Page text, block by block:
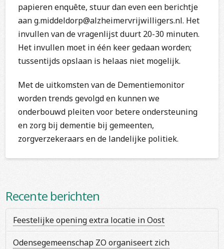
papieren enquête, stuur dan even een berichtje
aan g.middeldorp@alzheimervrijwilligers.nl. Het
invullen van de vragenlijst duurt 20-30 minuten.
Het invullen moet in één keer gedaan worden;
tussentijds opslaan is helaas niet mogelijk.
Met de uitkomsten van de Dementiemonitor
worden trends gevolgd en kunnen we
onderbouwd pleiten voor betere ondersteuning
en zorg bij dementie bij gemeenten,
zorgverzekeraars en de landelijke politiek.
Recente berichten
Feestelijke opening extra locatie in Oost
Odensegemeenschap ZO organiseert zich